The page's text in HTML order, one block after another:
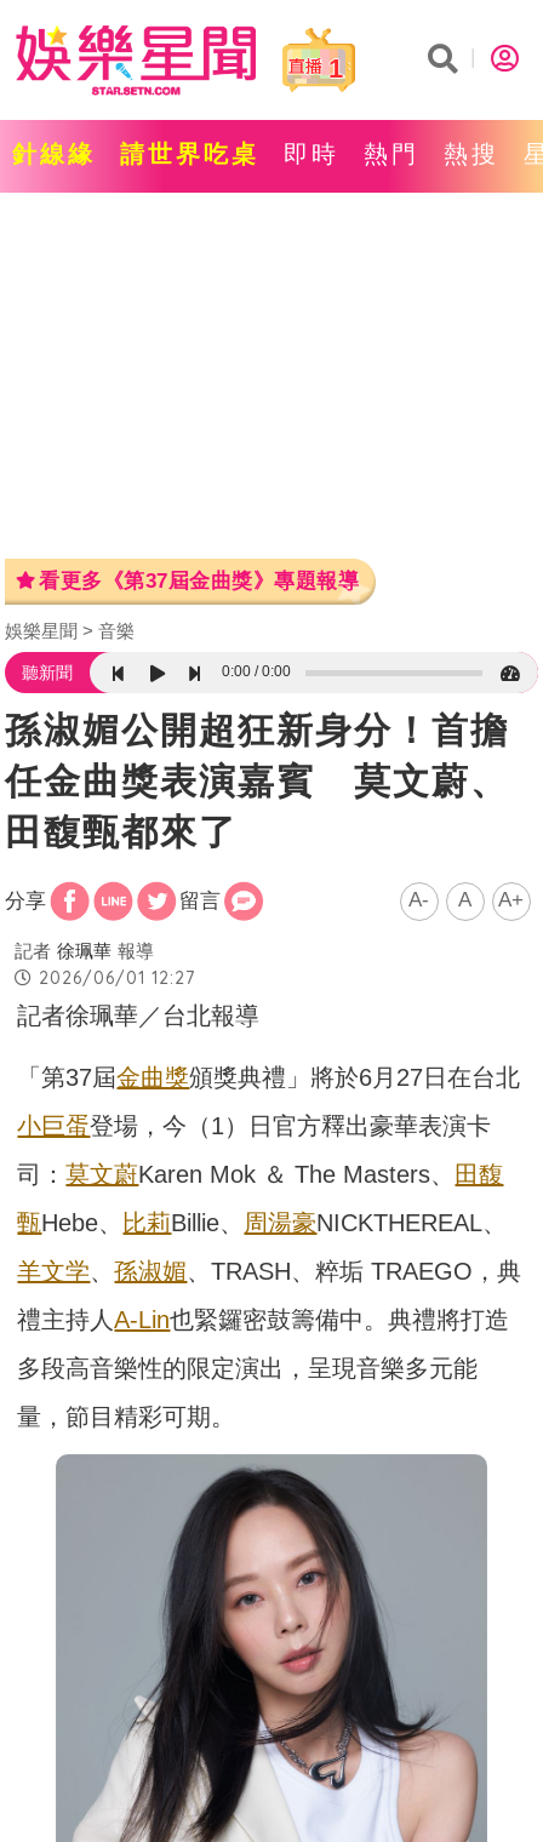
1
針線緣 請世界吃桌 即時 熱門 熱搜
看更多《第37屆金曲獎》專題報導
娛樂星聞 音樂
聽新聞 0:00 0:00
孫淑媚公開超狂新身分！首擔
任金曲獎表演嘉賓 莫文蔚、
田馥甄都來了
分享 留言 A- A A+
記者 徐珮華 報導
2026/06/01 12:27
記者徐珮華／台北報導
「第37屆金曲獎頒獎典禮」將於6月27日在台北
小巨蛋登場，今（1）日官方釋出豪華表演卡
司：莫文蔚Karen Mok ＆ The Masters、
田馥
甄Hebe、 比莉Billie、 周湯豪NICKTHEREAL、
羊文学、孫淑媚、TRASH、粹垢 TRAEGO，典
禮主持人A-Lin也緊鑼密鼓籌備中。典禮將打造
多段高音樂性的限定演出，呈現音樂多元能
量，節目精彩可期。